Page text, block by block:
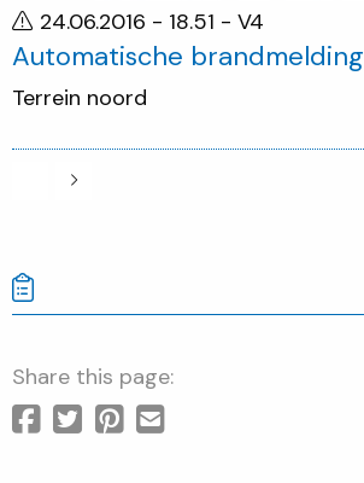
24.06.2016 - 18.51 - V4
Automatische brandmelding
Terrein noord
Share this page: